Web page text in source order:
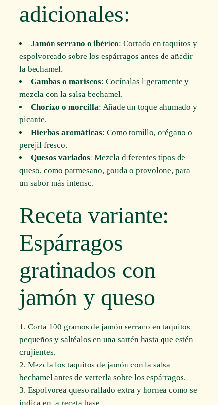
adicionales:
Jamón serrano o ibérico: Cortado en taquitos y
espolvoreado sobre los espárragos antes de añadir
la bechamel.
Gambas o mariscos: Cocínalas ligeramente y
mezcla con la salsa bechamel.
Chorizo o morcilla: Añade un toque ahumado y
picante.
Hierbas aromáticas: Como tomillo, orégano o
perejil fresco.
Quesos variados: Mezcla diferentes tipos de
queso, como parmesano, gouda o provolone, para
un sabor más intenso.
Receta variante:
Espárragos
gratinados con
jamón y queso
Corta 100 gramos de jamón serrano en taquitos
pequeños y saltéalos en una sartén hasta que estén
crujientes.
Mezcla los taquitos de jamón con la salsa
bechamel antes de verterla sobre los espárragos.
Espolvorea queso rallado extra y hornea como se
indica en la receta base.